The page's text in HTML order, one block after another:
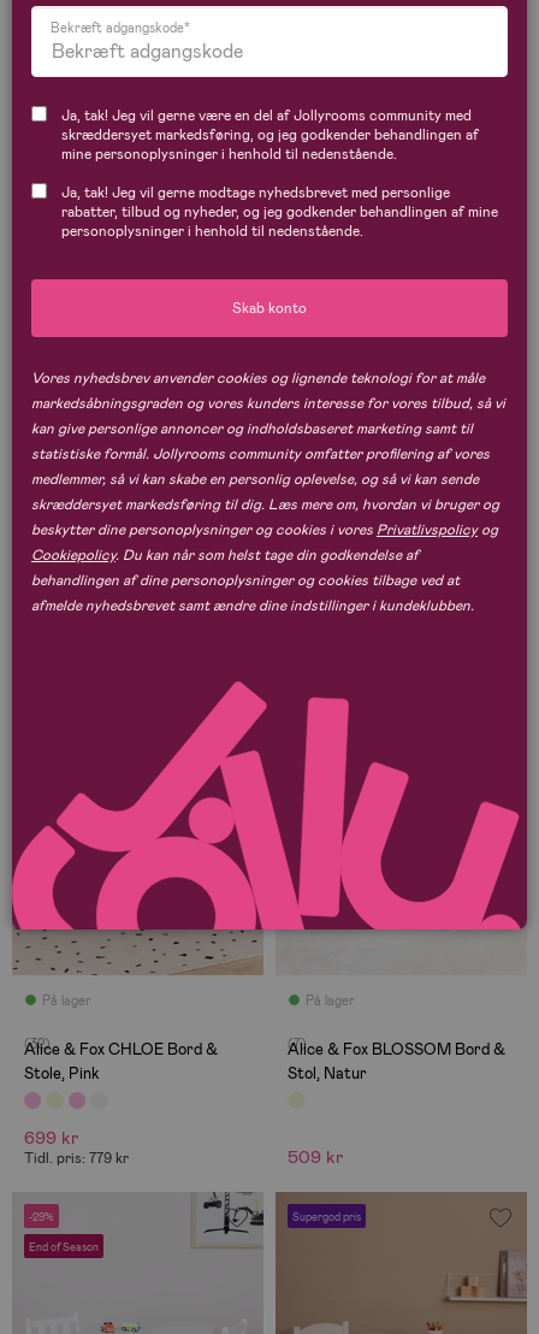
58 resultater.
På lager
Minitude Nordic Bord Dimma &
Stole Kanin, Natur
1.277 kr
Supergod pris
På lager
(25)
Alice & Fox ZOE Bord & Stole,
Grå
489 kr
På lager
(32)
Alice & Fox CHLOE Bord &
Stole, Pink
699 kr
Tidl. pris: 779 kr
På lager
(7)
Alice & Fox BLOSSOM Bord &
Stol, Natur
509 kr
-29%
End of Season
Supergod pris
Bekræft adgangskode*
Ja, tak! Jeg vil gerne være en del af Jollyrooms community med
skræddersyet markedsføring, og jeg godkender behandlingen af
mine personoplysninger i henhold til nedenstående.
Ja, tak! Jeg vil gerne modtage nyhedsbrevet med personlige
rabatter, tilbud og nyheder, og jeg godkender behandlingen af mine
personoplysninger i henhold til nedenstående.
Skab konto
Vores nyhedsbrev anvender cookies og lignende teknologi for at måle
markedsåbningsgraden og vores kunders interesse for vores tilbud, så vi
kan give personlige annoncer og indholdsbaseret marketing samt til
statistiske formål. Jollyrooms community omfatter profilering af vores
medlemmer, så vi kan skabe en personlig oplevelse, og så vi kan sende
skræddersyet markedsføring til dig. Læs mere om, hvordan vi bruger og
beskytter dine personoplysninger og cookies i vores Privatlivspolicyog
Cookiepolicy. Du kan når som helst tage din godkendelse af
behandlingen af dine personoplysninger og cookies tilbage ved at
afmelde nyhedsbrevet samt ændre dine indstillinger i kundeklubben.